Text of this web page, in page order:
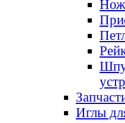
Иглы